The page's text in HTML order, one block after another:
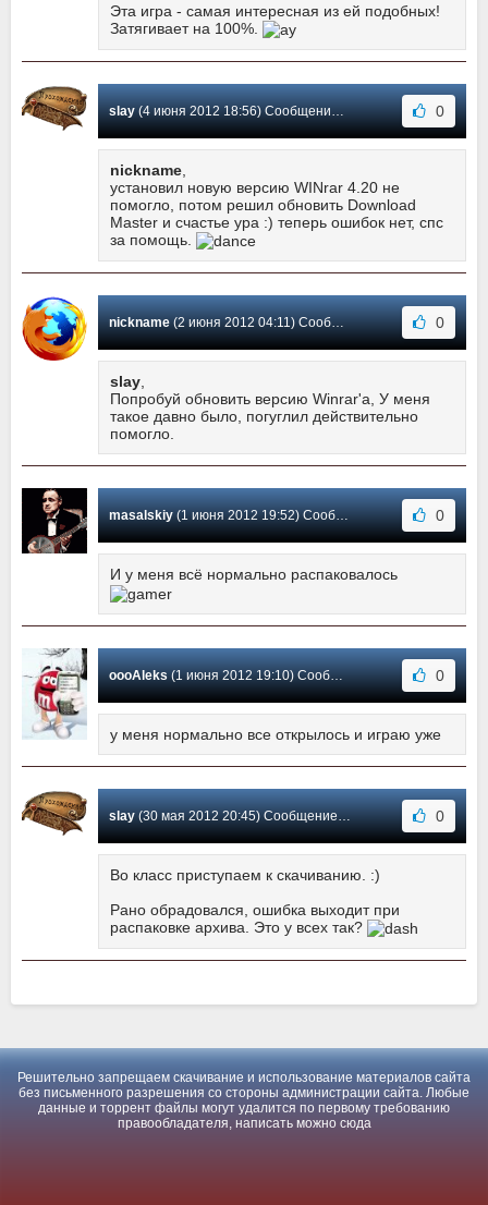
Эта игра - самая интересная из ей подобных!
Затягивает на 100%.
slay(4 июня 2012 18:56) Сообщение #5 0
nickname
установил новую версию WINrar 4.20 не
помогло, потом решил обновить Download
Master и счастье ура :) теперь ошибок нет, спс
за помощь.
nickname(2 июня 2012 04:11) Сообщение #4 0
slay,
Попробуй обновить версию Winrar'a, У меня
такое давно было, погуглил действительно
помогло.
masalskiy(1 июня 2012 19:52) Сообщение #3 0
И у меня всё нормально распаковалось
oooAleks(1 июня 2012 19:10) Сообщение #2 0
у меня нормально все открылось и играю уже
slay(30 мая 2012 20:45) Сообщение #1 0
Во класс приступаем к скачиванию. :)
Рано обрадовался, ошибка выходит при
распаковке архива. Это у всех так?
Решительно запрещаем скачивание и использование материалов сайта
без письменного разрешения со стороны администрации сайта. Любые
данные и торрент файлы могут удалится по первому требованию
правообладателя, написать можно сюда